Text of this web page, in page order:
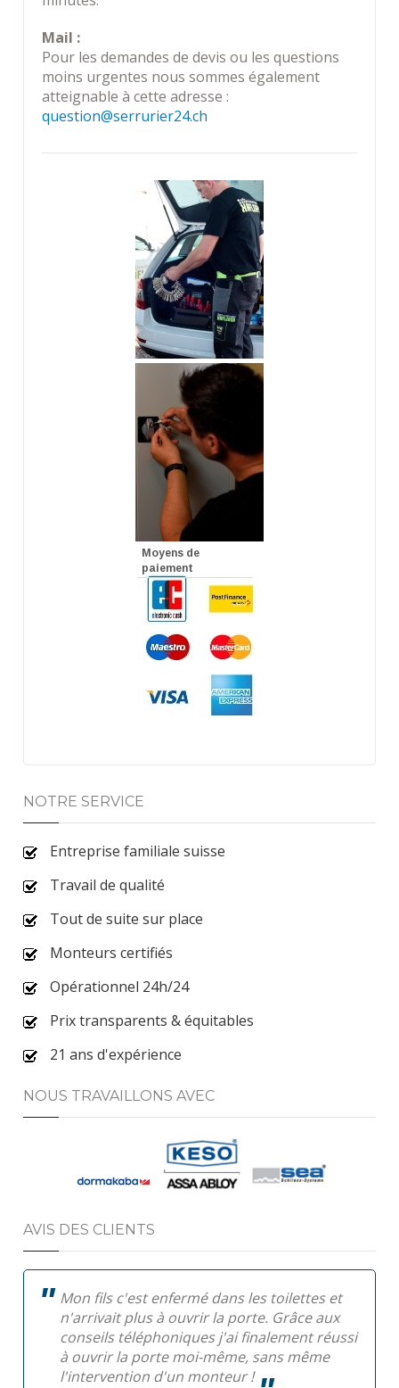
Mail :
Pour les demandes de devis ou les questions
moins urgentes nous sommes également
atteignable à cette adresse :
question@serrurier24.ch
Moyens de
paiement
NOTRE SERVICE
Entreprise familiale suisse
Travail de qualité
Tout de suite sur place
Monteurs certifiés
Opérationnel 24h/24
Prix transparents & équitables
21 ans d'expérience
NOUS TRAVAILLONS AVEC
AVIS DES CLIENTS
Mon fils c'est enfermé dans les toilettes et
n'arrivait plus à ouvrir la porte. Grâce aux
conseils téléphoniques j'ai finalement réussi
à ouvrir la porte moi-même, sans même
l'intervention d'un monteur !